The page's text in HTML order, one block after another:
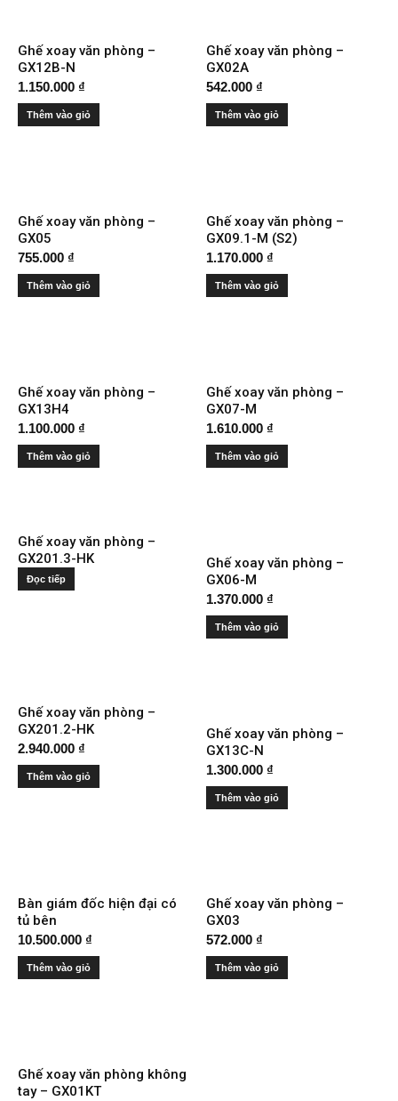
Ghế xoay văn phòng –
GX12B-N
1.150.000 ₫
Thêm vào giỏ
Ghế xoay văn phòng –
GX02A
542.000 ₫
Thêm vào giỏ
Ghế xoay văn phòng –
GX05
755.000 ₫
Thêm vào giỏ
Ghế xoay văn phòng –
GX09.1-M (S2)
1.170.000 ₫
Thêm vào giỏ
Ghế xoay văn phòng –
GX13H4
1.100.000 ₫
Thêm vào giỏ
Ghế xoay văn phòng –
GX07-M
1.610.000 ₫
Thêm vào giỏ
Ghế xoay văn phòng –
GX201.3-HK
Đọc tiếp
Ghế xoay văn phòng –
GX06-M
1.370.000 ₫
Thêm vào giỏ
Ghế xoay văn phòng –
GX201.2-HK
2.940.000 ₫
Thêm vào giỏ
Ghế xoay văn phòng –
GX13C-N
1.300.000 ₫
Thêm vào giỏ
Bàn giám đốc hiện đại có
tủ bên
10.500.000 ₫
Thêm vào giỏ
Ghế xoay văn phòng –
GX03
572.000 ₫
Thêm vào giỏ
Ghế xoay văn phòng không
tay – GX01KT